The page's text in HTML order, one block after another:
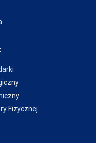
Fizycznej